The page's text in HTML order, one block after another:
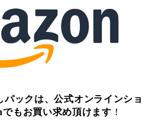
ックは、公式オンラインショ
もお買い求め頂けます ！